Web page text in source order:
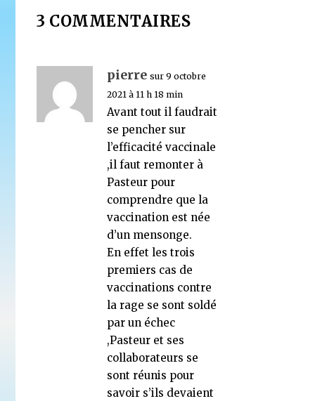
3 COMMENTAIRES
pierre sur 9 octobre
2021 à 11 h 18 min
Avant tout il faudrait
se pencher sur
l’efficacité vaccinale
,il faut remonter à
Pasteur pour
comprendre que la
vaccination est née
d’un mensonge.
En effet les trois
premiers cas de
vaccinations contre
la rage se sont soldé
par un échec
,Pasteur et ses
collaborateurs se
sont réunis pour
savoir s’ils devaient